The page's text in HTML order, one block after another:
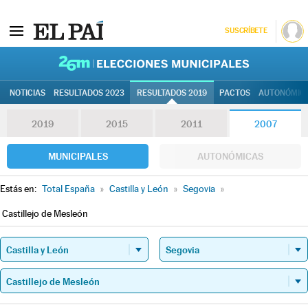
SUSCRÍBETE
NOTICIAS RESULTADOS 2023 RESULTADOS 2019 PACTOS
2019 2015 2011 2007
MUNICIPALES AUTONÓMICAS
Estás en: Total España » Castilla y León » Segovia »
Castillejo de Mesleón